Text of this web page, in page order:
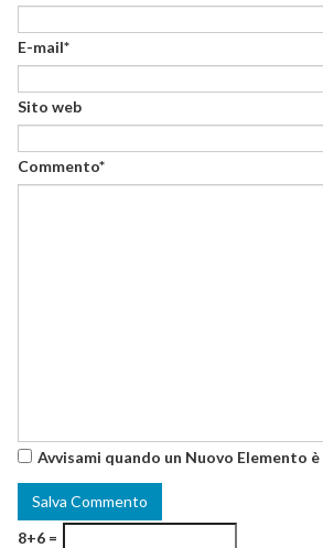
E-mail*
Sito web
Commento*
Avvisami quando un Nuovo Elemento
8+6 =